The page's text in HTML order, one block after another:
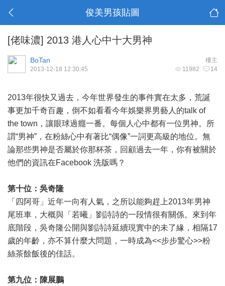
俊美男孩貼圖
[佬味濃] 2013 港人心中十大男神
樓主
BoTan
11982 14
2013-12-18 12:30:45
2013年很快又過去，今年世界發生的事件實在太多，荒誕
事更加千奇百趣，倒不如看看今年娛樂界男藝人的talk of
the town，讓眼球過癮一番。每個人心中都有一位男神。所
謂“男神”，在粉絲心中有著比“偶像”一詞更高級的地位。無
論那些男神是否屬於你那杯茶，回顧過去一年，你有被關於
他們的資訊在Facebook 洗版嗎？
第十位：吳奇隆
「四阿哥」近年一向有人氣，之所以能夠趕上2013年男神
尾班車，大概與「若曦」劉詩詩的一段情很有關係。來到年
底階段，吳奇隆公開與劉詩詩延續現實中的未了緣，相隔17
歲的年齡，亦不算什麼大問題，一時成為<<步步驚心>>粉
絲茶餘飯後的佳話。
第九位：陳展鵬